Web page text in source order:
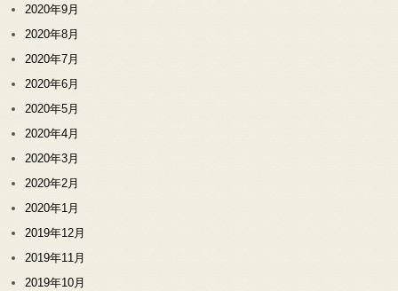
2020年9月
2020年8月
2020年7月
2020年6月
2020年5月
2020年4月
2020年3月
2020年2月
2020年1月
2019年12月
2019年11月
2019年10月